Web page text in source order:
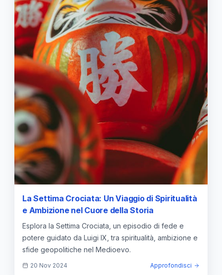
La Settima Crociata: Un Viaggio di Spiritualità
e Ambizione nel Cuore della Storia
Esplora la Settima Crociata, un episodio di fede e
potere guidato da Luigi IX, tra spiritualità, ambizione e
sfide geopolitiche nel Medioevo.
20 Nov 2024 Approfondisci